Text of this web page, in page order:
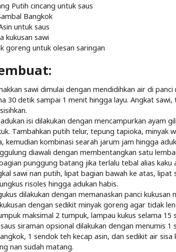
Putih cincang untuk saus
Bangkok
untuk saus
kukusan sawi
goreng untuk olesan saringan
sawi dimulai dengan mendidihkan air di
30 detik sampai 1 menit hingga layu. Angkat
isi dilakukan dengan mencampurkan ayam
Tambahkan putih telur, tepung tapioka, minyak
kemudian kombinasi searah jarum jam hingga
diawali dengan membentangkan satu
punggung batang jika terlalu tebal alias
sawi nan putih, lipat bagian bawah ke atas,
risoles hingga adukan habis.
dilakukan dengan memanaskan panci
dengan sedikit minyak goreng agar tidak
maksimal 2 tumpuk, lampau kukus selama
siraman opsional dilakukan dengan menumis
1 sendok teh kecap asin, dan sedikit air
nan sudah matang.